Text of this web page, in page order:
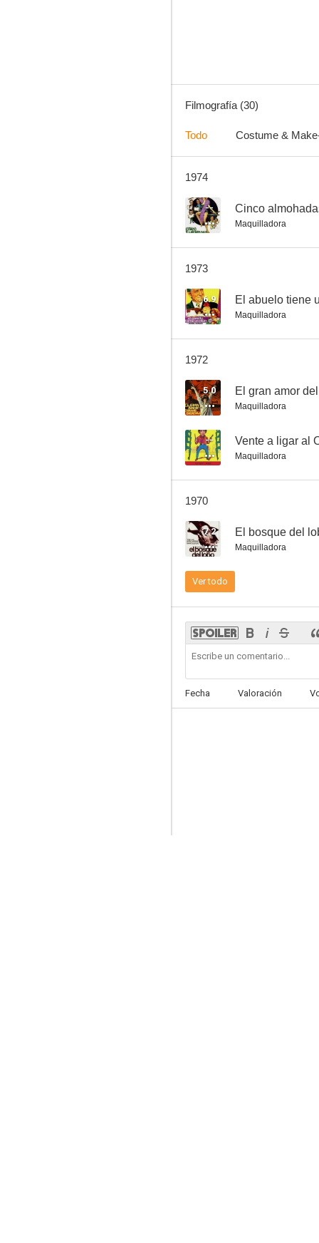
--
--
Filmografía (30)
Todo Costume &
1974
-- Cinco
Maquilladora
1973
6.9 El abuelo tiene
Maquilladora
1972
5.0 El gran amor
Maquilladora
-- Vente a ligar al
Maquilladora
1970
7.2 El bosque del
Maquilladora
Ver todo
Fecha Valoración